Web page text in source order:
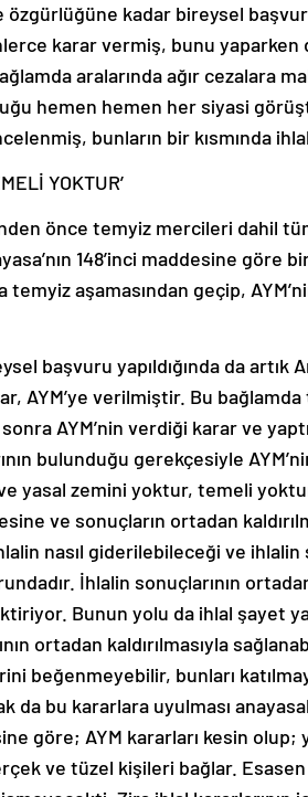
kadar bireysel
karar vermiş, bunu
aralarında ağır cezalara
hemen hemen her siyasi
bunların bir kısmında
YOKTUR’
önce temyiz mercileri dahil
148’inci maddesine göre
aşamasından geçip,
başvuru yapıldığında da artık
AYM’ye verilmiştir. Bu
AYM’nin verdiği karar ve
bulunduğu gerekçesiyle
yasal zemini yoktur, temeli
ve sonuçların ortadan
nasıl giderilebileceği ve ihlalin
İhlalin sonuçlarının
Bunun yolu da ihlal şayet
ortadan kaldırılmasıyla
beğenmeyebilir, bunları
da bu kararlara uyulması
göre; AYM kararları kesin
ve tüzel kişileri bağlar. Esasen